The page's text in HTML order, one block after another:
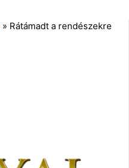
» Rátámadt a rendészekre